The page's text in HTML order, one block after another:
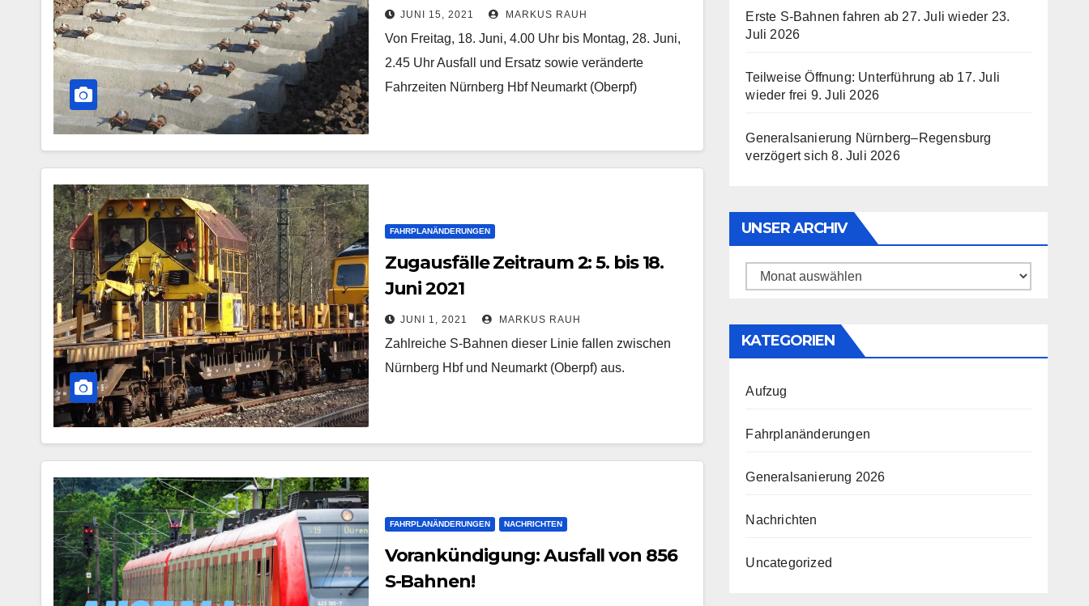
JUNI 15, 2021 MARKUS RAUH
Von Freitag, 18. Juni, 4.00 Uhr bis Montag, 28. Juni,
2.45 Uhr Ausfall und Ersatz sowie veränderte
Fahrzeiten Nürnberg Hbf Neumarkt (Oberpf)
FAHRPLANÄNDERUNGEN
Zugausfälle Zeitraum 2: 5. bis 18.
Juni 2021
JUNI 1, 2021 MARKUS RAUH
Zahlreiche S-Bahnen dieser Linie fallen zwischen
Nürnberg Hbf und Neumarkt (Oberpf) aus.
FAHRPLANÄNDERUNGEN NACHRICHTEN
Vorankündigung: Ausfall von 856
S-Bahnen!
Erste S-Bahnen fahren ab 27. Juli wieder 23.
Juli 2026
Teilweise Öffnung: Unterführung ab 17. Juli
wieder frei 9. Juli 2026
Generalsanierung Nürnberg–Regensburg
verzögert sich 8. Juli 2026
UNSER ARCHIV
Unser
KATEGORIEN
Aufzug
Fahrplanänderungen
Generalsanierung 2026
Nachrichten
Uncategorized